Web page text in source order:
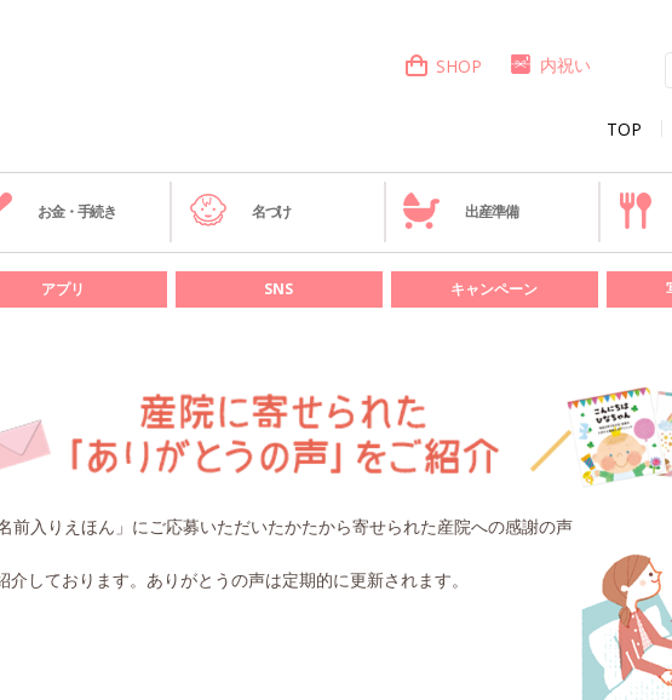
TOP
SHOP 内祝い
お金・手続き 名づけ 出産準備
アプリ SNS キャンペーン
前入りえほん」にご応募いただいたかたから寄せられた産院への感謝の声
しております。ありがとうの声は定期的に更新されます。